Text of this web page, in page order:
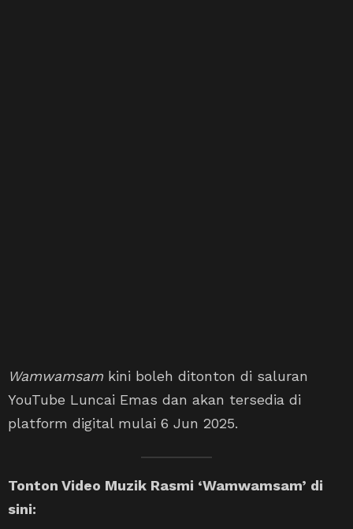
Wamwamsam kini boleh ditonton di saluran
YouTube Luncai Emas dan akan tersedia di
platform digital mulai 6 Jun 2025.
Tonton Video Muzik Rasmi ‘Wamwamsam’ di
sini: